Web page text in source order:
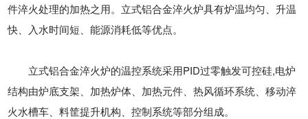
件淬火处理的加热之用。立式铝合金淬火炉具有炉温均匀、升温
快、入水时间短、能源消耗低等优点。
立式铝合金淬火炉的温控系统采用PID过零触发可控硅,电炉
结构由炉底支架、加热炉体、加热元件、热风循环系统、移动淬
火水槽车、料筐提升机构、控制系统等部分组成。